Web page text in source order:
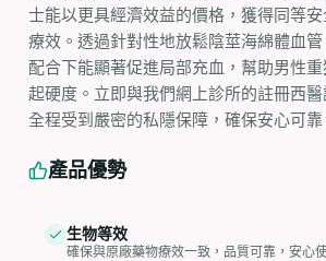
士能以更具經濟效益的價格，獲得同等
療效。透過針對性地放鬆陰莖海綿體血
配合下能顯著促進局部充血，幫助男性
起硬度。立即與我們網上診所的註冊西
全程受到嚴密的私隱保障，確保安心可靠
產品優勢
生物等效
確保與原廠藥物療效一致，品質可靠，安心